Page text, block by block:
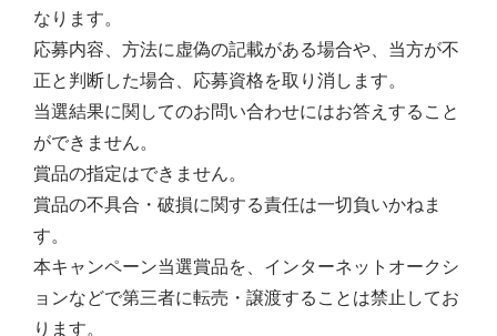
なります。
応募内容、方法に虚偽の記載がある場合や、当方が不
正と判断した場合、応募資格を取り消します。
当選結果に関してのお問い合わせにはお答えすること
ができません。
賞品の指定はできません。
賞品の不具合・破損に関する責任は一切負いかねま
す。
本キャンペーン当選賞品を、インターネットオークシ
ョンなどで第三者に転売・譲渡することは禁止してお
ります。